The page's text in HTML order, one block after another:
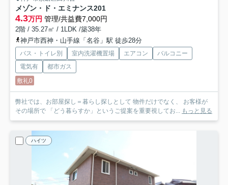
メゾン・ド・エミナンス201
4.3万円 管理/共益費7,000円
2階 / 35.27㎡ / 1LDK /築38年
神戸市西神・山手線「名谷」駅 徒歩28分
バス・トイレ別 室内洗濯機置場 エアコン
バルコニー
電気有
都市ガス
敷礼0
弊社では、お部屋探し＝暮らし探しとして 物件だけでなく、 お客様が
その場所で 「どう暮らすか」というご提案を重要視してお... もっと見る
ハイツ